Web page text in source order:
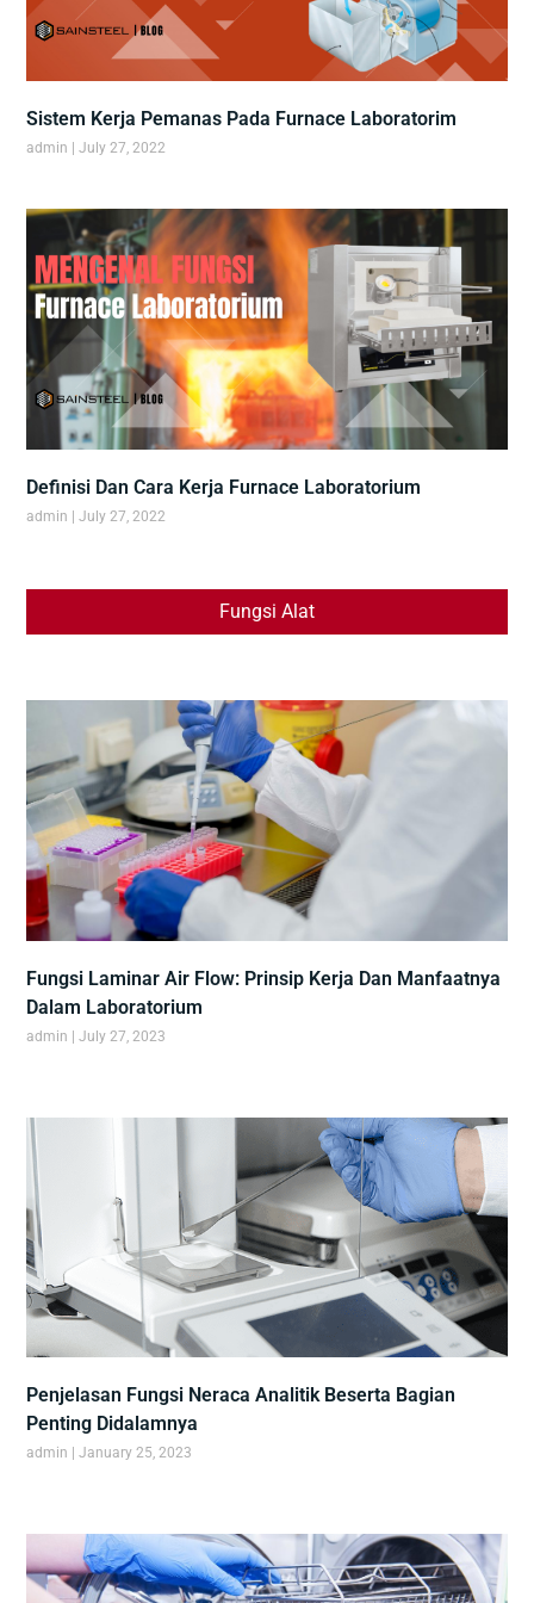
Sistem Kerja Pemanas Pada Furnace Laboratorim
admin July 27, 2022
Definisi Dan Cara Kerja Furnace Laboratorium
admin July 27, 2022
Fungsi Alat
Fungsi Laminar Air Flow: Prinsip Kerja Dan Manfaatnya
Dalam Laboratorium
admin July 27, 2023
Penjelasan Fungsi Neraca Analitik Beserta Bagian
Penting Didalamnya
admin January 25, 2023